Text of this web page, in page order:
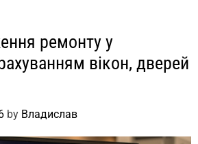
ремонту у
вікон, дверей
by Владислав